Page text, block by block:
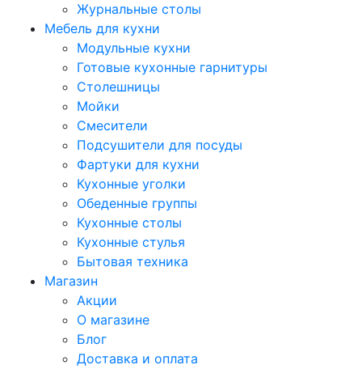
Журнальные столы
Мебель для кухни
Модульные кухни
Готовые кухонные гарнитуры
Столешницы
Мойки
Смесители
Подсушители для посуды
Фартуки для кухни
Кухонные уголки
Обеденные группы
Кухонные столы
Кухонные стулья
Бытовая техника
Магазин
Акции
О магазине
Блог
Доставка и оплата